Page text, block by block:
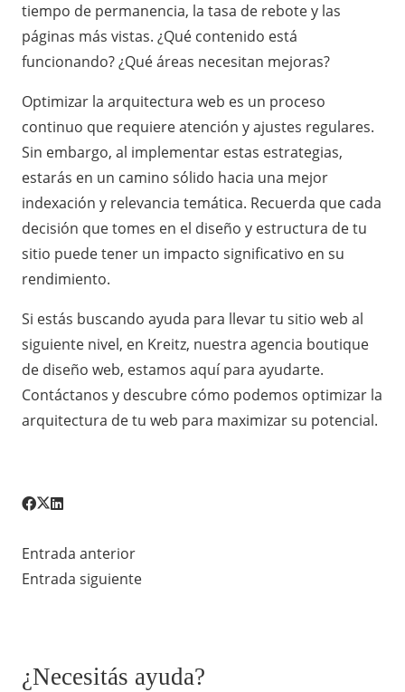
tiempo de permanencia, la tasa de rebote y las
páginas más vistas. ¿Qué contenido está
funcionando? ¿Qué áreas necesitan mejoras?
Optimizar la arquitectura web es un proceso
continuo que requiere atención y ajustes regulares.
Sin embargo, al implementar estas estrategias,
estarás en un camino sólido hacia una mejor
indexación y relevancia temática. Recuerda que cada
decisión que tomes en el diseño y estructura de tu
sitio puede tener un impacto significativo en su
rendimiento.
Si estás buscando ayuda para llevar tu sitio web al
siguiente nivel, en Kreitz, nuestra agencia boutique
de diseño web, estamos aquí para ayudarte.
Contáctanos y descubre cómo podemos optimizar la
arquitectura de tu web para maximizar su potencial.
Entrada anterior
Entrada siguiente
¿Necesitás ayuda?